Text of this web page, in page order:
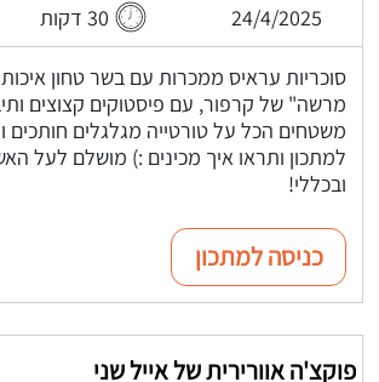
24/4/2025 30 דקות
סוכריות עראיס ממכרות עם בשר טחון
מרשה" של קרפור, עם פיסטוקים קצוצים
משטחים הכל על טורטייה מגלגלים חותכים
למתכון ותראו איך מכינים :) מושלם לעל
ובכללי!
כניסה למתכון
פוקצ'ה אוורירית של אייל שני